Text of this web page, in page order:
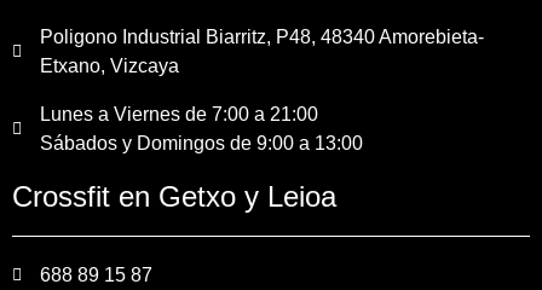
Poligono Industrial Biarritz, P48, 48340 Amorebieta-
Etxano, Vizcaya
Lunes a Viernes de 7:00 a 21:00
Sábados y Domingos de 9:00 a 13:00
Crossfit en Getxo y Leioa
688 89 15 87